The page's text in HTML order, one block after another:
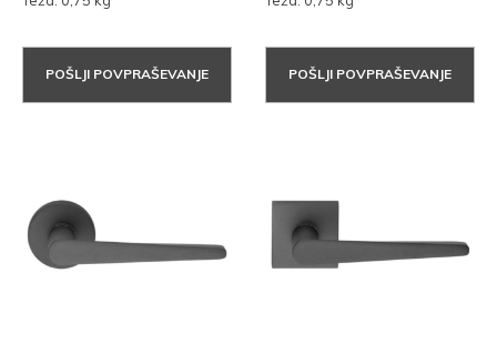
POŠLJI POVPRAŠEVANJE POŠLJI POVPRAŠEVANJE